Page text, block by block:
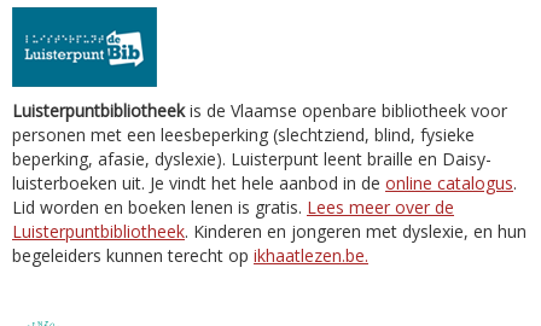
Luisterpuntbibliotheekis de Vlaamse openbare bibliotheek voor
personen met een leesbeperking (slechtziend, blind, fysieke
beperking, afasie, dyslexie). Luisterpunt leent braille en Daisy-
luisterboeken uit. Je vindt het hele aanbod in de online catalogus.
Lid worden en boeken lenen is gratis. Lees meer over de
Luisterpuntbibliotheek. Kinderen en jongeren met dyslexie, en hun
begeleiders kunnen terecht op ikhaatlezen.be.